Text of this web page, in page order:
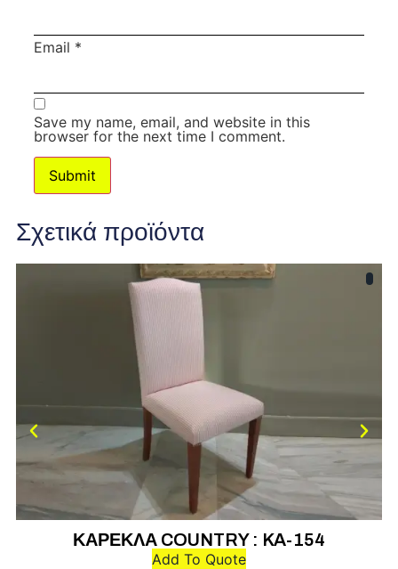
Email *
Save my name, email, and website in this
browser for the next time I comment.
Σχετικά προϊόντα
ΚΑΡΕΚΛΑ COUNTRY : KA-154
Add To Quote